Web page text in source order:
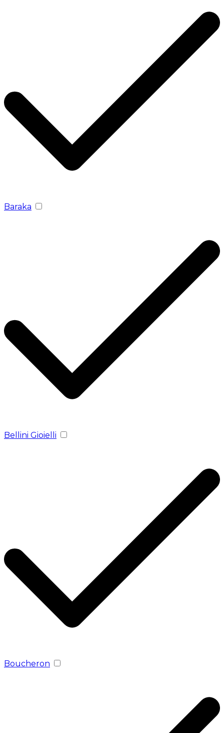
Baraka
Bellini Gioielli
Boucheron